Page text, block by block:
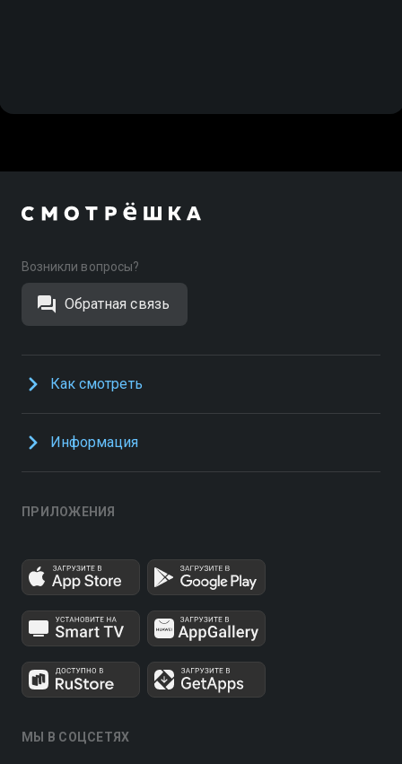
Возникли вопросы?
Обратная связь
Как смотреть
Информация
ПРИЛОЖЕНИЯ
МЫ В СОЦСЕТЯХ